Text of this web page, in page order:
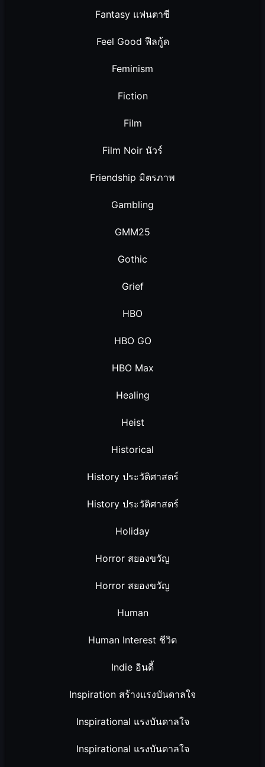
Fantasy แฟนตาซี
Feel Good ฟีลกู้ด
Feminism
Fiction
Film
Film Noir นัวร์
Friendship มิตรภาพ
Gambling
GMM25
Gothic
Grief
HBO
HBO GO
HBO Max
Healing
Heist
Historical
History ประวัติศาสตร์
History ประวัติศาสตร์
Holiday
Horror สยองขวัญ
Horror สยองขวัญ
Human
Human Interest ชีวิต
Indie อินดี้
Inspiration สร้างแรงบันดาลใจ
Inspirational แรงบันดาลใจ
Inspirational แรงบันดาลใจ